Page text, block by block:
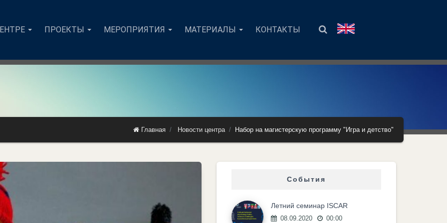
ПРОЕКТЫ МЕРОПРИЯТИЯ МАТЕРИАЛЫ КОНТАКТЫ
Главная Новости центра Набор на магистерскую программу "Игра и детство"
События
Летний семинар ISCAR
08.09.2020 00:00